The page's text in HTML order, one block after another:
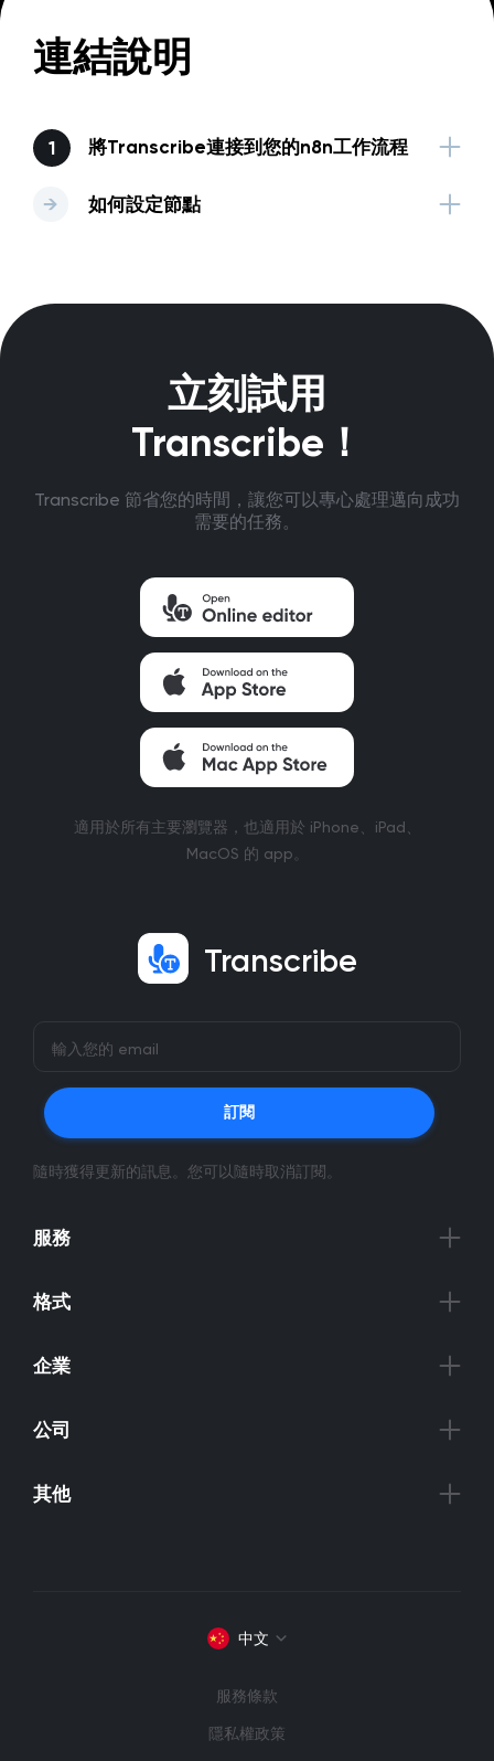
連結說明
將Transcribe連接到您的n8n工作流程
如何設定節點
立刻試用
Transcribe！
Transcribe 節省您的時間，讓您可以專心處理邁向成功
需要的任務。
適用於所有主要瀏覽器，也適用於 iPhone、iPad、
MacOS 的 app。
Transcribe
隨時獲得更新的訊息。您可以隨時取消訂閱。
訂閱
服務
格式
企業
公司
其他
中文
服務條款
隱私權政策